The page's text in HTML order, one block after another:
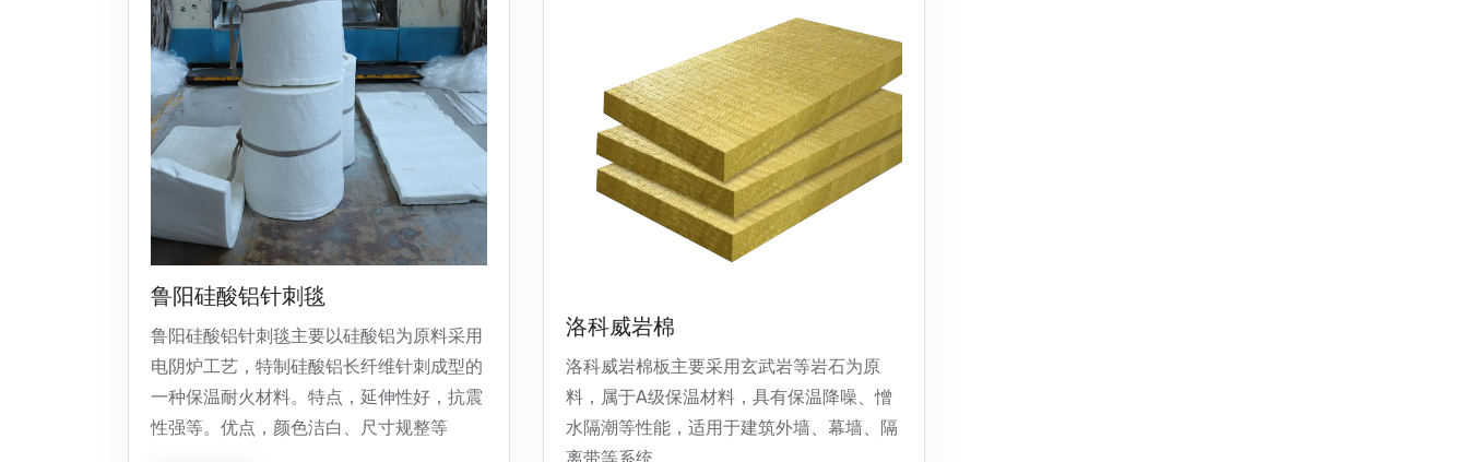
鲁阳硅酸铝针刺毯
鲁阳硅酸铝针刺毯主要以硅酸铝为原料采用
电阴炉工艺，特制硅酸铝长纤维针刺成型的
一种保温耐火材料。特点，延伸性好，抗震
性强等。优点，颜色洁白、尺寸规整等
洛科威岩棉
洛科威岩棉板主要采用玄武岩等岩石为原
料，属于A级保温材料，具有保温降噪、憎
水隔潮等性能，适用于建筑外墙、幕墙、隔